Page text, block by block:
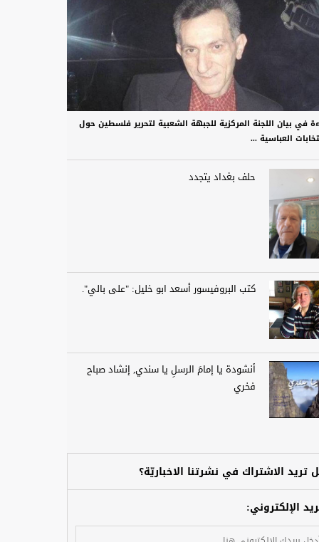
في بيان اللجنة المركزية للجبهة الشعبية لتحرير فلسطين حول
العباسية ...
حلف بغداد يتجدد
كتب البروفيسور أسعد ابو خليل: "على بالي".
أنشودة يا إمامَ الرسلِ يا سندي, إنشاد صباح
فخري
تريد الاشتراك في نشرتنا الاخباريّة؟
الإلكتروني: